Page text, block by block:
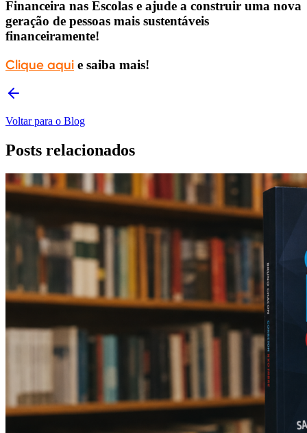
Financeira nas Escolas e ajude a construir uma nova
geração de pessoas mais sustentáveis
financeiramente!
Clique aqui e saiba mais!
Voltar para o Blog
Posts relacionados